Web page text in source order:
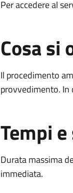
Per accedere al
Cosa si
Il procedimento
provvedimento. In
Tempi
Durata massima
immediata.